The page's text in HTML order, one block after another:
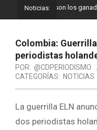
Noticias:
Estos son los
Colombia:
periodistas
POR: @CDPERIODISMO
CATEGORÍAS: NOTICIAS
La guerrilla ELN
dos periodistas